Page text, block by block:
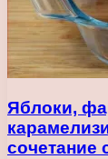
Яблоки,
сочетание